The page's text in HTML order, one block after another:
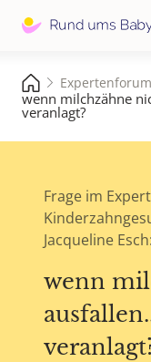
Expertenforum
wenn milchzähne
veranlagt?
Frage im
Jacqueline Esch:
wenn